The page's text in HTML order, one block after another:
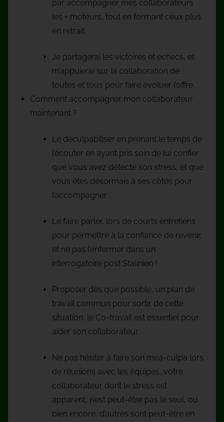
par accompagner mes collaborateurs
les + moteurs, tout en formant ceux plus
en retrait.
Je partagerai les victoires et échecs, et
m’appuierai sur la collaboration de
toutes et tous pour faire évoluer l’offre.
Comment accompagner mon collaborateur
maintenant ?
Le déculpabiliser en prenant le temps de
l’écouter en ayant pris soin de lui confier
que vous avez détecté son stress, et que
vous êtes désormais à ses côtés pour
l’accompagner.
Le faire parler, lors de courts entretiens
pour permettre à la confiance de revenir,
et ne pas l’enfermer dans un
interrogatoire post Stalinien !
Proposer dès que possible, un plan de
travail commun pour sortir de cette
situation, le Co-travail est essentiel pour
aider son collaborateur.
Ne pas hésiter à faire son mea-culpa lors
de réunions avec les équipes, votre
collaborateur dont le stress est
apparent, n’est peut-être pas le seul, ou
bien encore, d’autres sont peut-être en